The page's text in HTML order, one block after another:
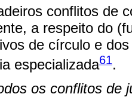
conflitos de
a respeito do
de círculo e
especializada61.
os conflitos de